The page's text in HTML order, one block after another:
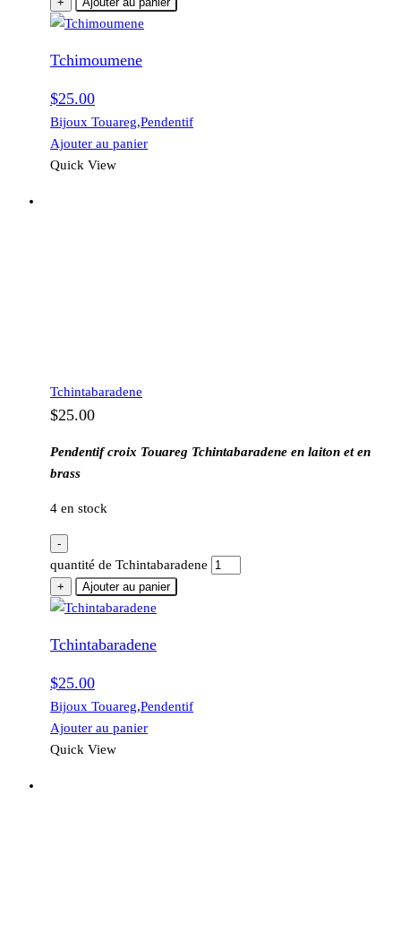
Tchimoumene
$25.00
Bijoux Touareg,Pendentif
Ajouter au panier
Quick View
Tchintabaradene
$25.00
Pendentif croix Touareg Tchintabaradene en laiton et en
brass
4 en stock
-
quantité de Tchintabaradene
+ Ajouter au panier
Tchintabaradene
$25.00
Bijoux Touareg,Pendentif
Ajouter au panier
Quick View